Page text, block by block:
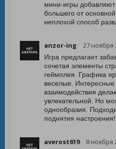
мини-игры
большего от
неплохой способ
anzor-ing 27 ноября
Игра предлагает
сочетая элементы
геймплея. Графика
веселые. Интересные
взаимодействия
увлекательной. Но
однообразия.
поднятия настроения!
averost619 8 ноября